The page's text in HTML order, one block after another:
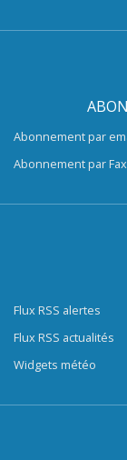
Abonnement par
Abonnement par Fax
Flux RSS alertes
Flux RSS actualités
Widgets météo